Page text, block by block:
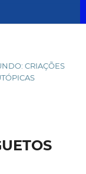
CRIAÇÕES